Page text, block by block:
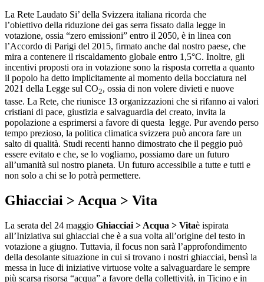
La Rete Laudato Si’ della Svizzera italiana ricorda che
l’obiettivo della riduzione dei gas serra fissato dalla legge in
votazione, ossia “zero emissioni” entro il 2050, è in linea con
l’Accordo di Parigi del 2015, firmato anche dal nostro paese, che
mira a contenere il riscaldamento globale entro 1,5°C. Inoltre, gli
incentivi proposti ora in votazione sono la risposta corretta a quanto
il popolo ha detto implicitamente al momento della bocciatura nel
2021 della Legge sul CO2, ossia di non volere divieti e nuove
tasse. La Rete, che riunisce 13 organizzazioni che si rifanno ai valori
cristiani di pace, giustizia e salvaguardia del creato, invita la
popolazione a esprimersi a favore di questa legge. Pur avendo perso
tempo prezioso, la politica climatica svizzera può ancora fare un
salto di qualità. Studi recenti hanno dimostrato che il peggio può
essere evitato e che, se lo vogliamo, possiamo dare un futuro
all’umanità sul nostro pianeta. Un futuro accessibile a tutte e tutti e
non solo a chi se lo potrà permettere.
Ghiacciai > Acqua > Vita
La serata del 24 maggio Ghiacciai > Acqua > Vitaè ispirata
all’Iniziativa sui ghiacciai che è a sua volta all’origine del testo in
votazione a giugno. Tuttavia, il focus non sarà l’approfondimento
della desolante situazione in cui si trovano i nostri ghiacciai, bensì la
messa in luce di iniziative virtuose volte a salvaguardare le sempre
più scarsa risorsa “acqua” a favore della collettività, in Ticino e in